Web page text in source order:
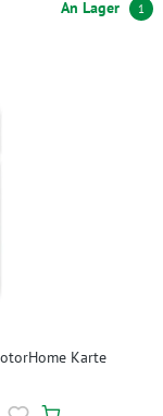
An Lager 1
Karte